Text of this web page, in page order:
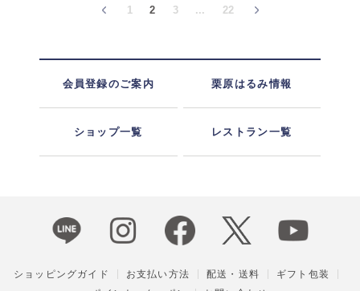
1 2 3 ... 22
会員登録のご案内 栗原はるみ情報
ショップ一覧 レストラン一覧
ショッピングガイド お支払い方法 配送・送料
ギフト包装